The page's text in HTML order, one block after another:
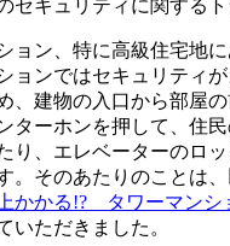
セキュリティに関するト
ョン、特に高級住宅地
ョンではセキュリティ
、建物の入口から部屋
ターホンを押して、住
り、エレベーターのロ
。そのあたりのことは、
かかる!? タワーマンシ
いただきました。